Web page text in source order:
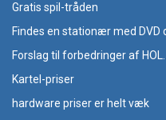
Gratis spil-tråden
Findes en stationær med DVD
Forslag til forbedringer af HOL.
Kartel-priser
hardware priser er helt væk